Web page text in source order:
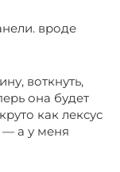
вроде
воткнуть,
она будет
как лексус
— а у меня